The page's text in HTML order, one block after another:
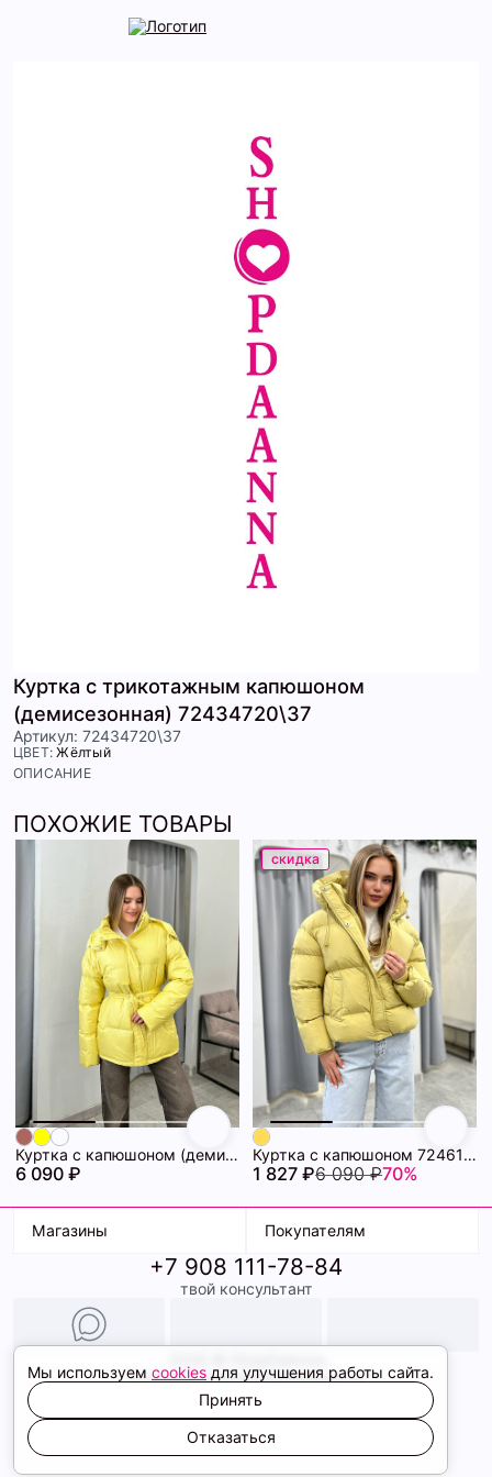
Куртка с трикотажным капюшоном
(демисезонная) 72434720\37
Артикул: 72434720\37
ЦВЕТ:Жёлтый
ОПИСАНИЕ
ПОХОЖИЕ ТОВАРЫ
Куртка с капюшоном (демисезонная) 72462283\37
6 090 ₽
скидка
Куртка с капюшоном 72461229\734
1 827 ₽6 090 ₽70%
Магазины
ТК Терминал
ТРК Континент
Покупателям
Доставка
Условия оплаты
Образы
+7 908 111-78-84
твой консультант
Политика конфиденциальности
Соглашение cookie
Сайт создали
Мы используем cookies для улучшения работы сайта.
Принять
Отказаться